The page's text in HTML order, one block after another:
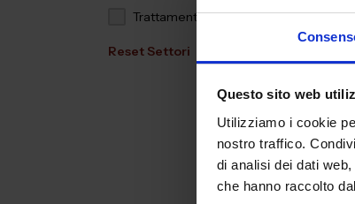
Questo sito web
Utilizziamo i cookie
nostro traffico.
di analisi dei dati
che hanno raccolto
Trattamenti e finiture
Reset Settori